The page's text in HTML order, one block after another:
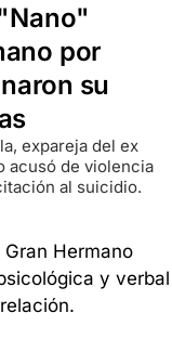
por
su
expareja del ex
acusó de violencia
al suicidio.